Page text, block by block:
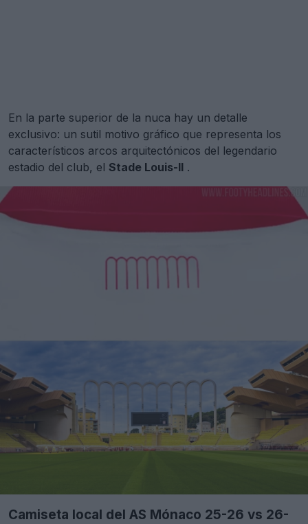
En la parte superior de la nuca hay un detalle
exclusivo: un sutil motivo gráfico que representa los
característicos arcos arquitectónicos del legendario
estadio del club, el Stade Louis-II .
Camiseta local del AS Mónaco 25-26 vs 26-